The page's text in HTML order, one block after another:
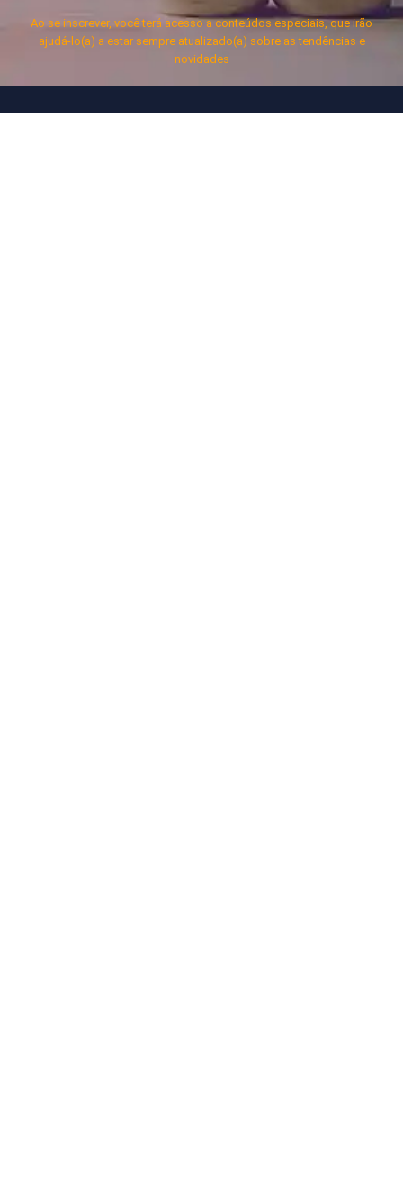
Ao se inscrever, você terá acesso a conteúdos especiais, que irão
ajudá-lo(a) a estar sempre atualizado(a) sobre as tendências e
novidades